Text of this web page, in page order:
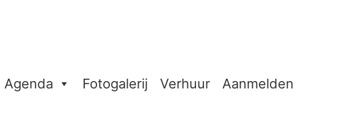
Agenda Fotogalerij Verhuur Aanmelden